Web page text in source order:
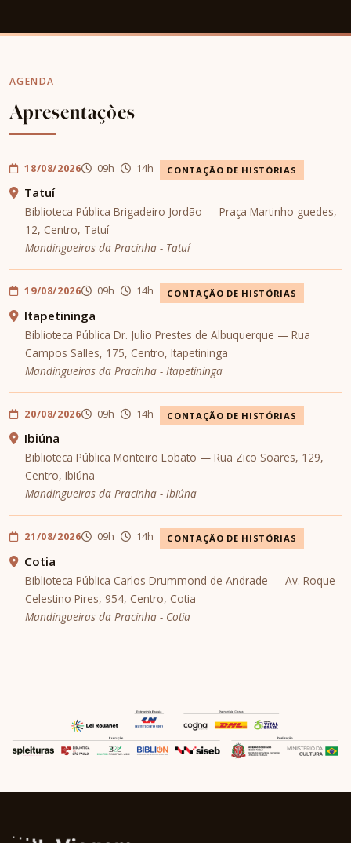
AGENDA
Apresentações
18/08/2026 09h 14h CONTAÇÃO DE HISTÓRIAS
Tatuí
Biblioteca Pública Brigadeiro Jordão — Praça Martinho guedes,
12, Centro, Tatuí
Mandingueiras da Pracinha - Tatuí
19/08/2026 09h 14h CONTAÇÃO DE HISTÓRIAS
Itapetininga
Biblioteca Pública Dr. Julio Prestes de Albuquerque — Rua
Campos Salles, 175, Centro, Itapetininga
Mandingueiras da Pracinha - Itapetininga
20/08/2026 09h 14h CONTAÇÃO DE HISTÓRIAS
Ibiúna
Biblioteca Pública Monteiro Lobato — Rua Zico Soares, 129,
Centro, Ibiúna
Mandingueiras da Pracinha - Ibiúna
21/08/2026 09h 14h CONTAÇÃO DE HISTÓRIAS
Cotia
Biblioteca Pública Carlos Drummond de Andrade — Av. Roque
Celestino Pires, 954, Centro, Cotia
Mandingueiras da Pracinha - Cotia